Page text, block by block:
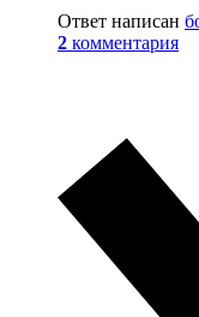
Ответ написан
2 комментария